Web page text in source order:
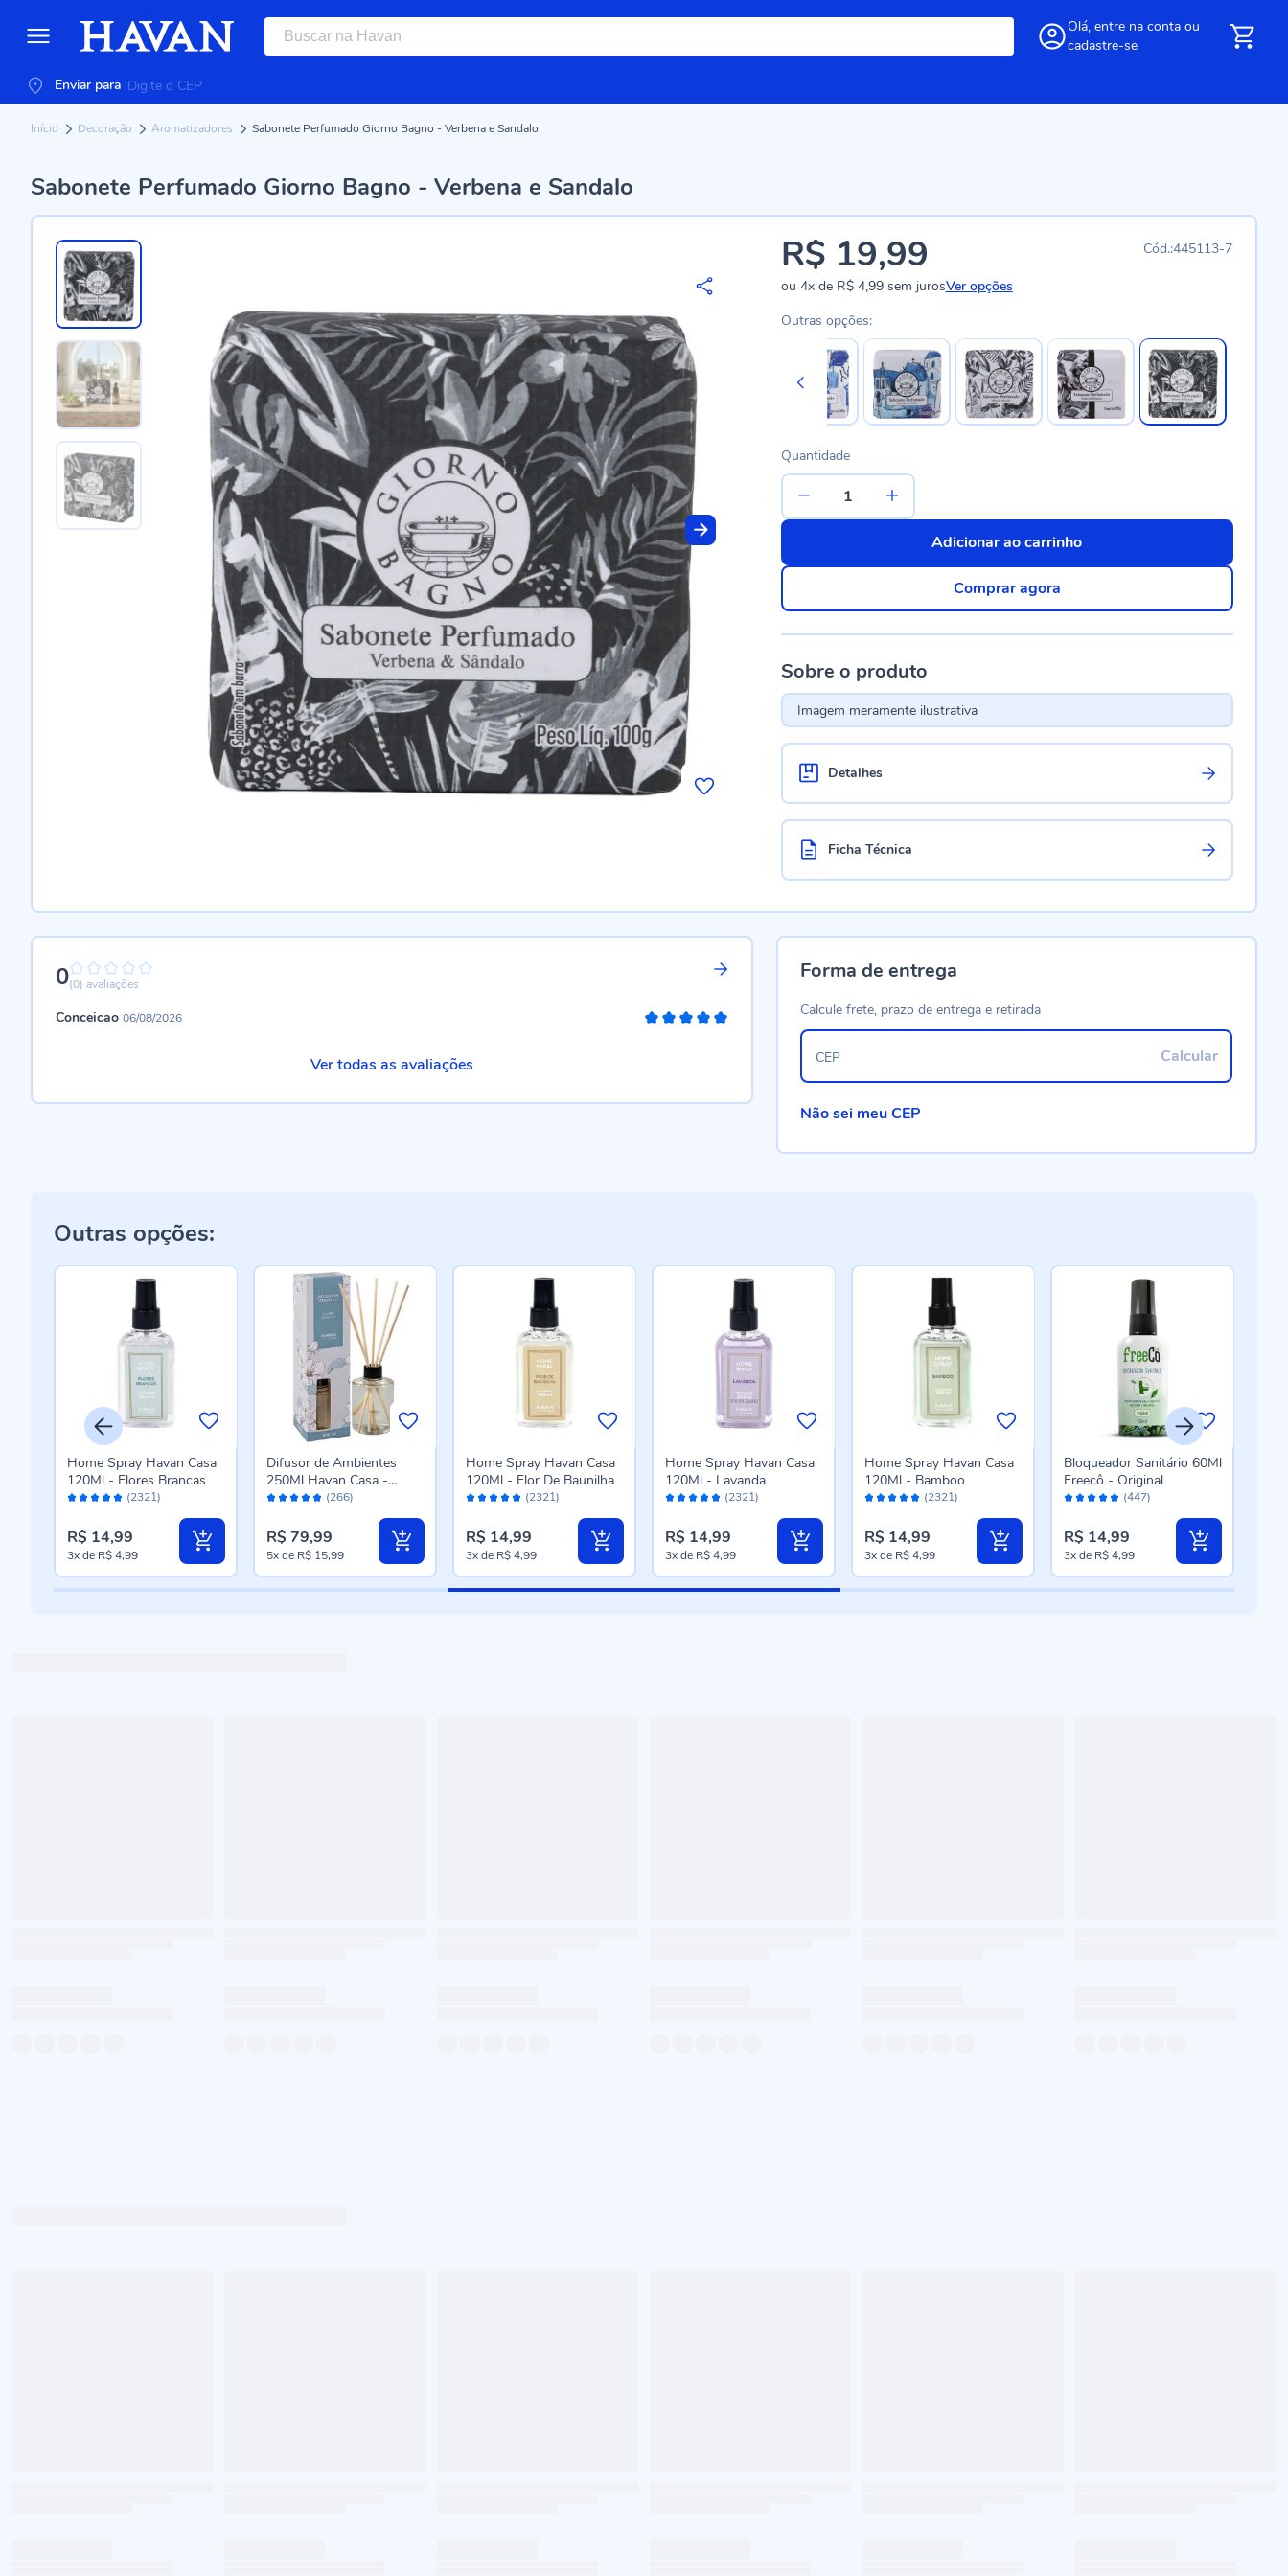
Olá, entre na conta ou
cadastre-se
Enviar para
Início Decoração Aromatizadores Sabonete Perfumado Giorno Bagno - Verbena e Sandalo
Sabonete Perfumado Giorno Bagno - Verbena e Sandalo
445113-7
R$ 19,99
ou 4xde R$ 4,99sem jurosVer opções
Outras opções:
Quantidade
Adicionar ao carrinho
Comprar agora
Sobre o produto
Imagem meramente ilustrativa
Detalhes
Ficha Técnica
00%
(0) avaliações
Conceicao 06/08/2026
Ver todas as avaliações
Forma de entrega
Calcule frete, prazo de entrega e retirada
Calcular
CEP
Não sei meu CEP
Outras opções:
Avaliação: (2321)
Home Spray Havan Casa
120Ml - Flores Brancas
R$ 14,99
3xde R$ 4,99
Avaliação: (266)
Difusor de Ambientes
250Ml Havan Casa -
Flores Brancas
R$ 79,99
5xde R$ 15,99
Avaliação: (2321)
Home Spray Havan Casa
120Ml - Flor De Baunilha
R$ 14,99
3xde R$ 4,99
Avaliação: (2321)
Home Spray Havan Casa
120Ml - Lavanda
R$ 14,99
3xde R$ 4,99
Avaliação: (2321)
Home Spray Havan Casa
120Ml - Bamboo
R$ 14,99
3xde R$ 4,99
Avaliação: (447)
Bloqueador Sanitário 60Ml
Freecô - Original
R$ 14,99
3xde R$ 4,99